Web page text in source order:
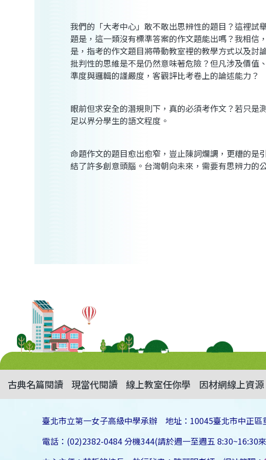
我們的「大考中心」敢不敢出思辨性的題目？這裡試
題是，這一類沒有標準答案的作文題能出嗎？我相
是，指考的作文題目將帶動教室裡的教學方式以及
批判性的思維是不是仍然意味著危險？但凡涉及價值
準度與邏輯的謹嚴度，客觀評比考卷上的論述能力？
眼前但求安全的潛規則下，真的必須考作文？若只是
足以界分學生的語文程度。
命題作文的題目愈出愈窄，豈止陳詞爛調，更糟的
結了許多創意頭腦。台灣朝向未來，需要有思辨力的
古典名篇閱讀 現當代閱讀 線上教室任你學 因材網線上資源
臺北市立第一女子高級中學承辦 地址：10045臺北市中正區
電話：(02)2382-0484 分機344(請於週一至週五 8:30~16:30